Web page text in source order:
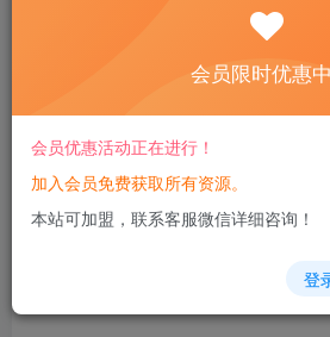
8.8
免费
您当前未登录！建议登陆
会员限时优惠
会员优惠活动正在进行！
加入会员免费获取所有资源。
本站可加盟，联系客服微信详细咨询！
登